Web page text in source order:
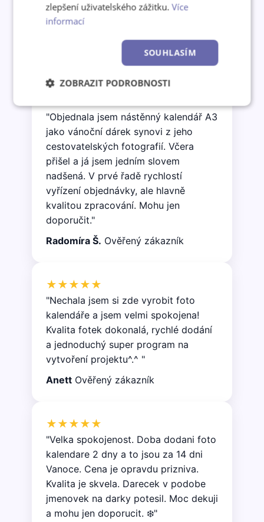
Co o nás říkají zákazníci
"Objednala jsem nástěnný kalendář A3
jako vánoční dárek synovi z jeho
cestovatelských fotografií. Včera
přišel a já jsem jedním slovem
nadšená. V prvé řadě rychlostí
vyřízení objednávky, ale hlavně
kvalitou zpracování. Mohu jen
doporučit."
Radomíra Š. Ověřený zákazník
★★★★★
"Nechala jsem si zde vyrobit foto
kalendáře a jsem velmi spokojena!
Kvalita fotek dokonalá, rychlé dodání
a jednoduchý super program na
vytvoření projektu^.^ "
Anett Ověřený zákazník
★★★★★
"Velka spokojenost. Doba dodani foto
kalendare 2 dny a to jsou za 14 dni
Vanoce. Cena je opravdu prizniva.
Kvalita je skvela. Darecek v podobe
jmenovek na darky potesil. Moc dekuji
a mohu jen doporucit. ❄️"
zlepšení uživatelského zážitku.Více
informací
SOUHLASÍM
ZOBRAZIT PODROBNOSTI
Nezbytně
nutné
soubory
Výkonové
soubory
Soubory
cílení
Funkční soubory
Nezařazené
soubory